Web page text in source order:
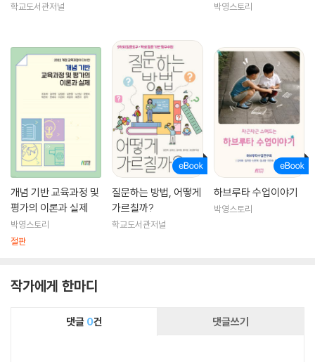
학교도서관저널
실제
박영스토리
개념 기반 교육과정 및
평가의 이론과 실제
박영스토리
절판
질문하는 방법, 어떻게
가르칠까?
학교도서관저널
하브루타 수업이야기
박영스토리
작가에게 한마디
댓글 0건 댓글쓰기